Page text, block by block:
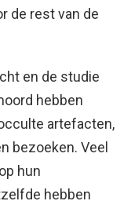
de rest van de
en de studie
hebben
artefacten,
bezoeken. Veel
hun
hebben